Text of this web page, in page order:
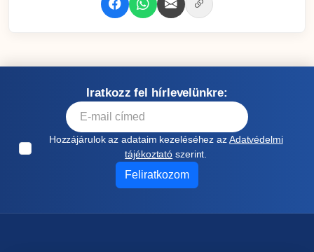
Iratkozz fel hírlevelünkre:
Hozzájárulok az adataim kezeléséhez azAdatvédelmi
tájékoztató szerint.
Feliratkozom